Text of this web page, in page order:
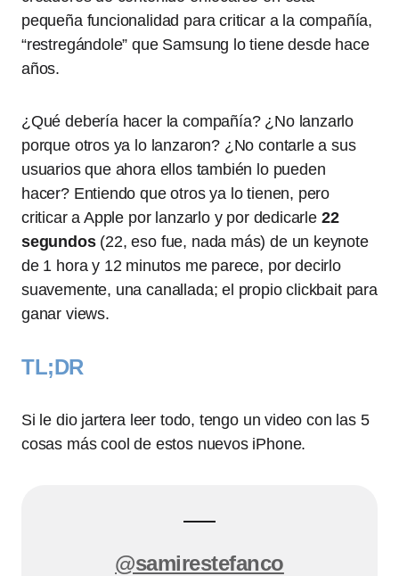
pequeña funcionalidad para criticar a la compañía,
“restregándole” que Samsung lo tiene desde hace
años.
¿Qué debería hacer la compañía? ¿No lanzarlo
porque otros ya lo lanzaron? ¿No contarle a sus
usuarios que ahora ellos también lo pueden
hacer? Entiendo que otros ya lo tienen, pero
criticar a Apple por lanzarlo y por dedicarle 22
segundos(22, eso fue, nada más) de un keynote
de 1 hora y 12 minutos me parece, por decirlo
suavemente, una canallada; el propio clickbait para
ganar views.
TL;DR
Si le dio jartera leer todo, tengo un video con las 5
cosas más cool de estos nuevos iPhone.
@samirestefanco